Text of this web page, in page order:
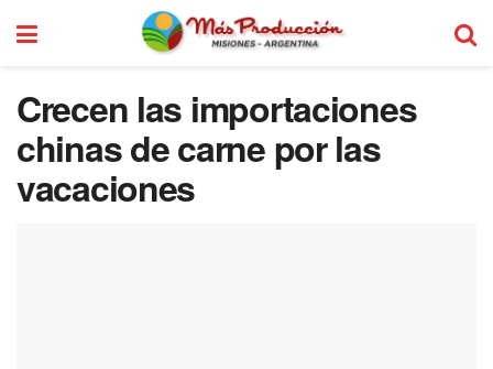
Crecen las importaciones
chinas de carne por las
vacaciones